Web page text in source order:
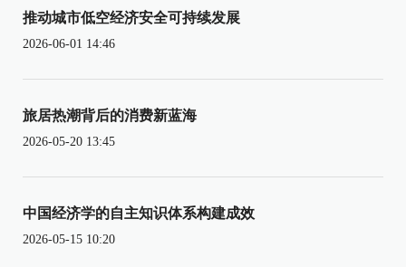
推动城市低空经济安全可持续发展
2026-06-01 14:46
旅居热潮背后的消费新蓝海
2026-05-20 13:45
中国经济学的自主知识体系构建成效
2026-05-15 10:20